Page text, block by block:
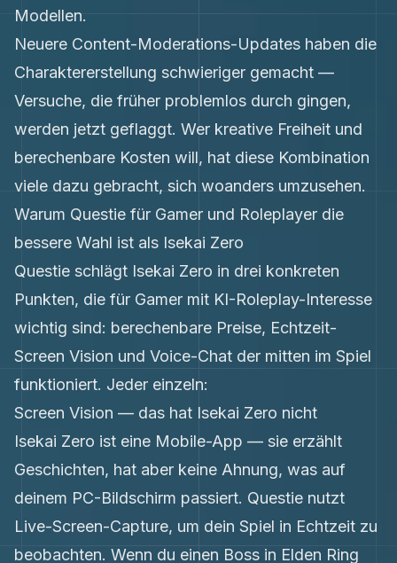
Modellen.
Neuere Content-Moderations-Updates haben die
Charaktererstellung schwieriger gemacht —
Versuche, die früher problemlos durch gingen,
werden jetzt geflaggt. Wer kreative Freiheit und
berechenbare Kosten will, hat diese Kombination
viele dazu gebracht, sich woanders umzusehen.
Warum Questie für Gamer und Roleplayer die
bessere Wahl ist als Isekai Zero
Questie schlägt Isekai Zero in drei konkreten
Punkten, die für Gamer mit KI-Roleplay-Interesse
wichtig sind: berechenbare Preise, Echtzeit-
Screen Vision und Voice-Chat der mitten im Spiel
funktioniert. Jeder einzeln:
Screen Vision — das hat Isekai Zero nicht
Isekai Zero ist eine Mobile-App — sie erzählt
Geschichten, hat aber keine Ahnung, was auf
deinem PC-Bildschirm passiert. Questie nutzt
Live-Screen-Capture, um dein Spiel in Echtzeit zu
beobachten. Wenn du einen Boss in Elden Ring